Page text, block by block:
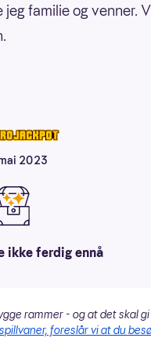
familie og venner.
2023
ikke ferdig ennå
rammer - og at det skal
foreslår vi at du